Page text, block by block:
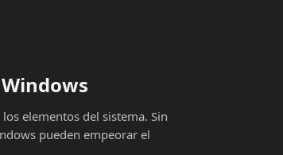
elementos del sistema. Sin
pueden empeorar el